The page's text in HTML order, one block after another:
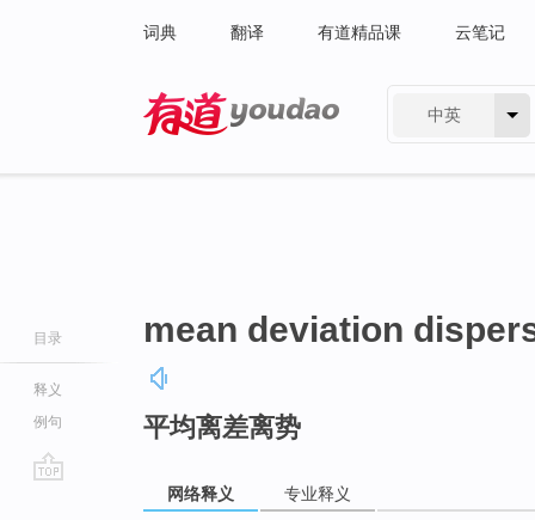
词典 翻译 有道精品课 云笔记
中英
目录
释义
例句
mean deviation
平均离差离势
网络释义 专业释义